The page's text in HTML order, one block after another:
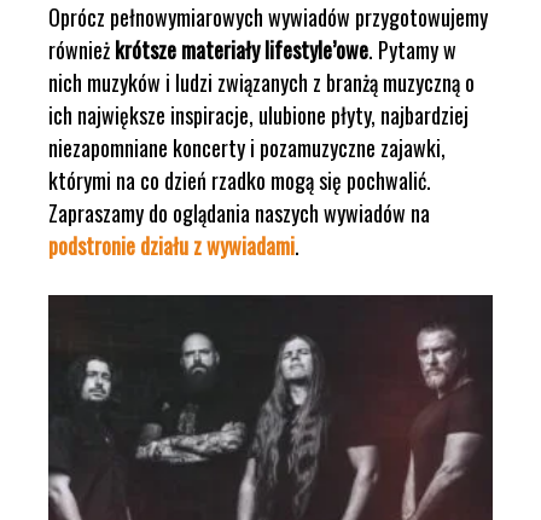
Oprócz pełnowymiarowych wywiadów przygotowujemy
równieżkrótsze materiały lifestyle’owe. Pytamy w
nich muzyków i ludzi związanych z branżą muzyczną o
ich największe inspiracje, ulubione płyty, najbardziej
niezapomniane koncerty i pozamuzyczne zajawki,
którymi na co dzień rzadko mogą się pochwalić.
Zapraszamy do oglądania naszych wywiadów na
podstronie działu z wywiadami.